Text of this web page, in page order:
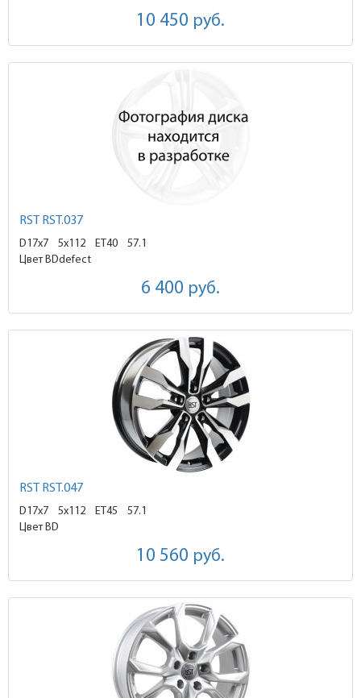
10 450 руб.
RST RST.037
D17x7 5x112 ET40
57.1
Цвет BDdefect
6 400 руб.
RST RST.047
D17x7 5x112 ET45
57.1
Цвет BD
10 560 руб.